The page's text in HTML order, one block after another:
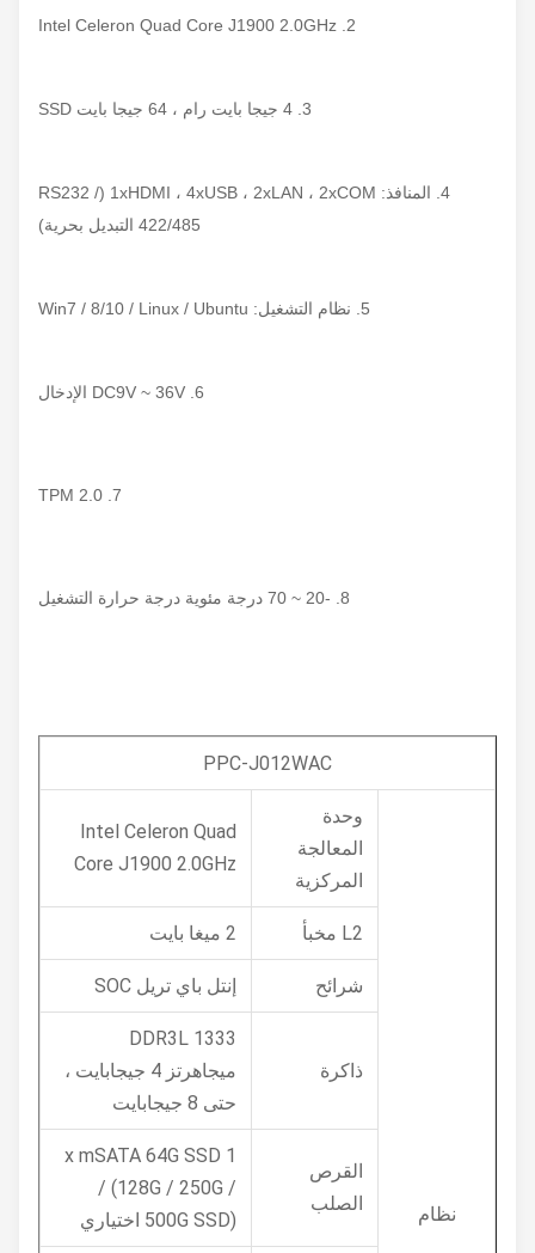
4. المنافذ: 1xHDMI ، 4xUSB ، 2xLAN ، 2xCOM (RS232 /
422/485 التبديل بحرية)
PPC-J012WAC
وحدة
المعالجة
المركزية
Intel Celeron Quad
Core J1900 2.0GHz
شرائح إنتل باي تريل SOC
ذاكرة
DDR3L 1333
ميجاهرتز 4 جيجابايت ،
القرص
الصلب
1 x mSATA 64G SSD
/ (128G / 250G /
500G SSD) اختياري